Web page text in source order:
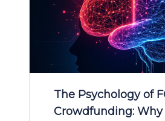
The Psychology of
Crowdfunding: Why